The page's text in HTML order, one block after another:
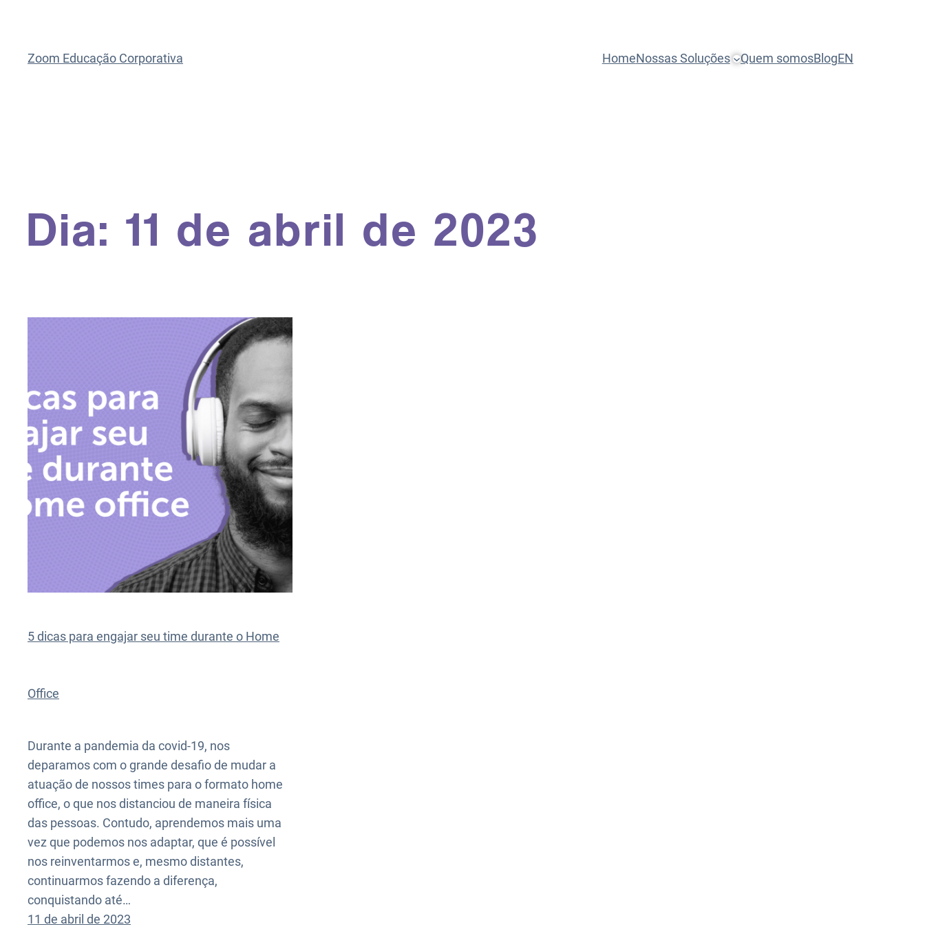
Zoom Educação Corporativa HomeNossas Soluções Quem somosBlogEN
Dia: 11 de abril de 2023
5 dicas para engajar seu time durante o Home
Office
Durante a pandemia da covid-19, nos
deparamos com o grande desafio de mudar a
atuação de nossos times para o formato home
office, o que nos distanciou de maneira física
das pessoas. Contudo, aprendemos mais uma
vez que podemos nos adaptar, que é possível
nos reinventarmos e, mesmo distantes,
continuarmos fazendo a diferença,
conquistando até…
11 de abril de 2023